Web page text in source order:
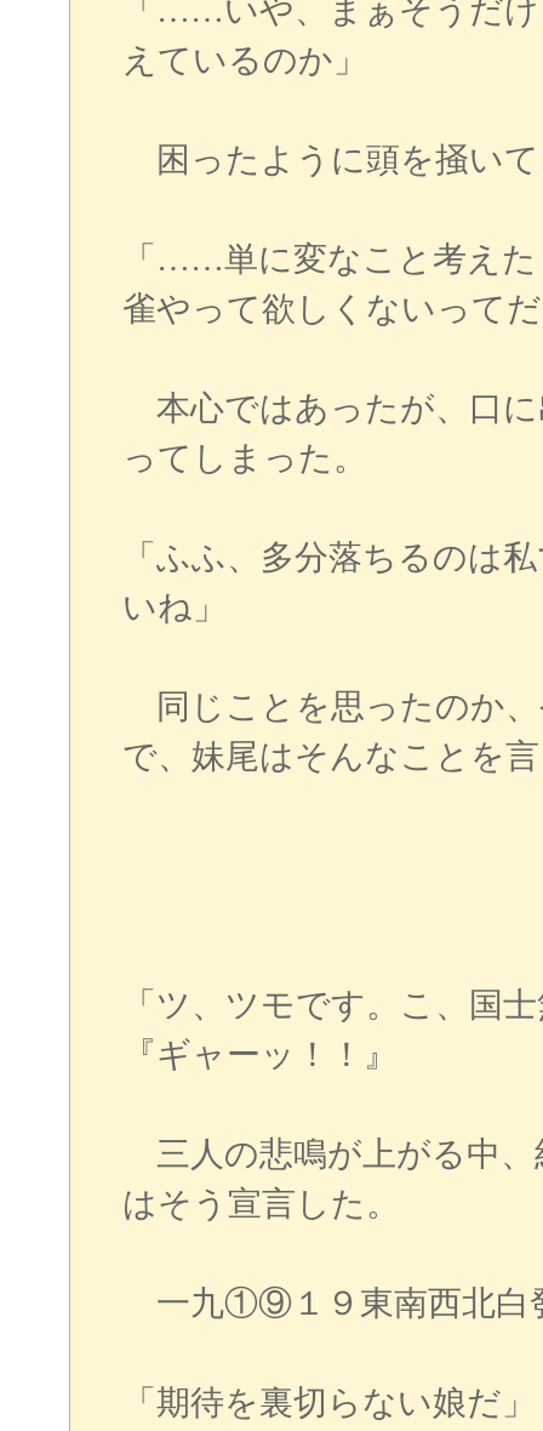
「……いや、まぁそうだ
えているのか」
困ったように頭を掻い
「……単に変なこと考え
雀やって欲しくないって
本心ではあったが、口
ってしまった。
「ふふ、多分落ちるのは
いね」
同じことを思ったのか
で、妹尾はそんなことを
「ツ、ツモです。こ、国
『ギャーッ！！』
三人の悲鳴が上がる中、
はそう宣言した。
一九①⑨１９東南西北白
「期待を裏切らない娘だ」